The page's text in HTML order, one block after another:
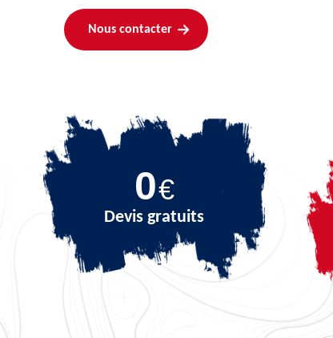
Nous contacter
0€
Devis gratuits